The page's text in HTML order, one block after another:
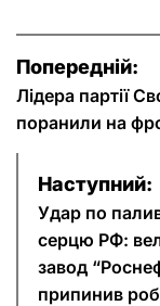
Н
а
в
Попередній:
Лідера партії
поранили на
Наступний:
Удар по
серцю РФ:
завод
припинив